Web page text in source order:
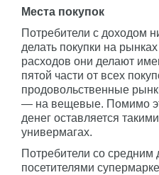
Места покупок
Потребители с доходом
делать покупки на
расходов они делают
пятой части от всех
продовольственные
— на вещевые. Помимо
денег оставляется
универмагах.
Потребители со
посетителями